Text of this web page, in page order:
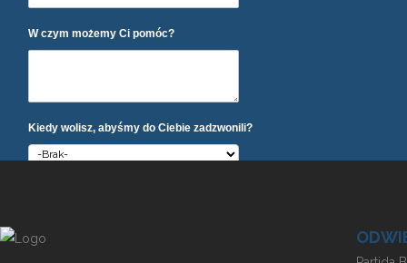
W czym możemy Ci pomóc?
Kiedy wolisz, abyśmy do Ciebie zadzwonili?